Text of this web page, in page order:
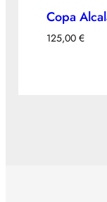
Copa
125,00 €